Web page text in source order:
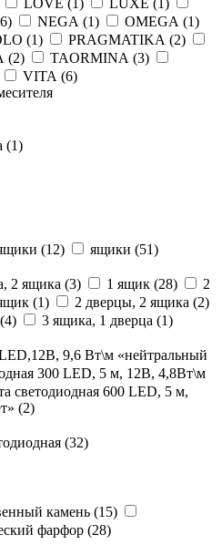
) NEGA (1) OMEGA (1)
(1) PRAGMATIKA (2)
(2) TAORMINA (3)
VITA (6)
(1)
(12) ящики (51)
2 ящика (3) 1 ящик (28)
2
(1) 2 дверцы, 2 ящика (2)
4) 3 ящика, 1 дверца (1)
9,6 Вт\м «нейтральный
300 LED, 5 м, 12В, 4,8Вт\м
светодиодная 600 LED, 5 м,
(2)
(32)
камень (15)
фарфор (28)